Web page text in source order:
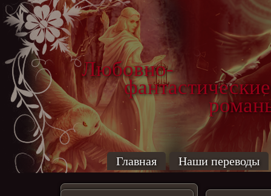
Любовно-
фантастические
Главная Наши переводы